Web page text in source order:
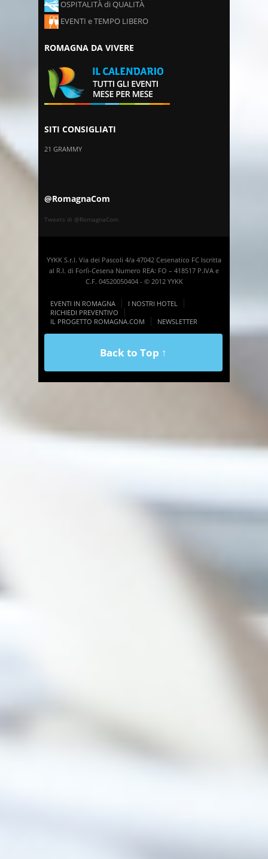
OSPITALITÀ di QUALITÀ
EVENTI e TEMPO LIBERO
ROMAGNA DA VIVERE
SITI CONSIGLIATI
21 GRAMMY
@RomagnaCom
Tweets di @RomagnaCom
YYKK S.r.l. Via dei Pascoli 4/a 47042 Cesenatico FC Iscritta
al R.I. di Forlì-Cesena Numero REA: FO – 418517 P.IVA e
C.F. 04520050404 - © 2012 YYKK
EVENTI IN ROMAGNA
I NOSTRI HOTEL
RICHIEDI PREVENTIVO
IL PROGETTO ROMAGNA.COM
NEWSLETTER
Back to Top ↑